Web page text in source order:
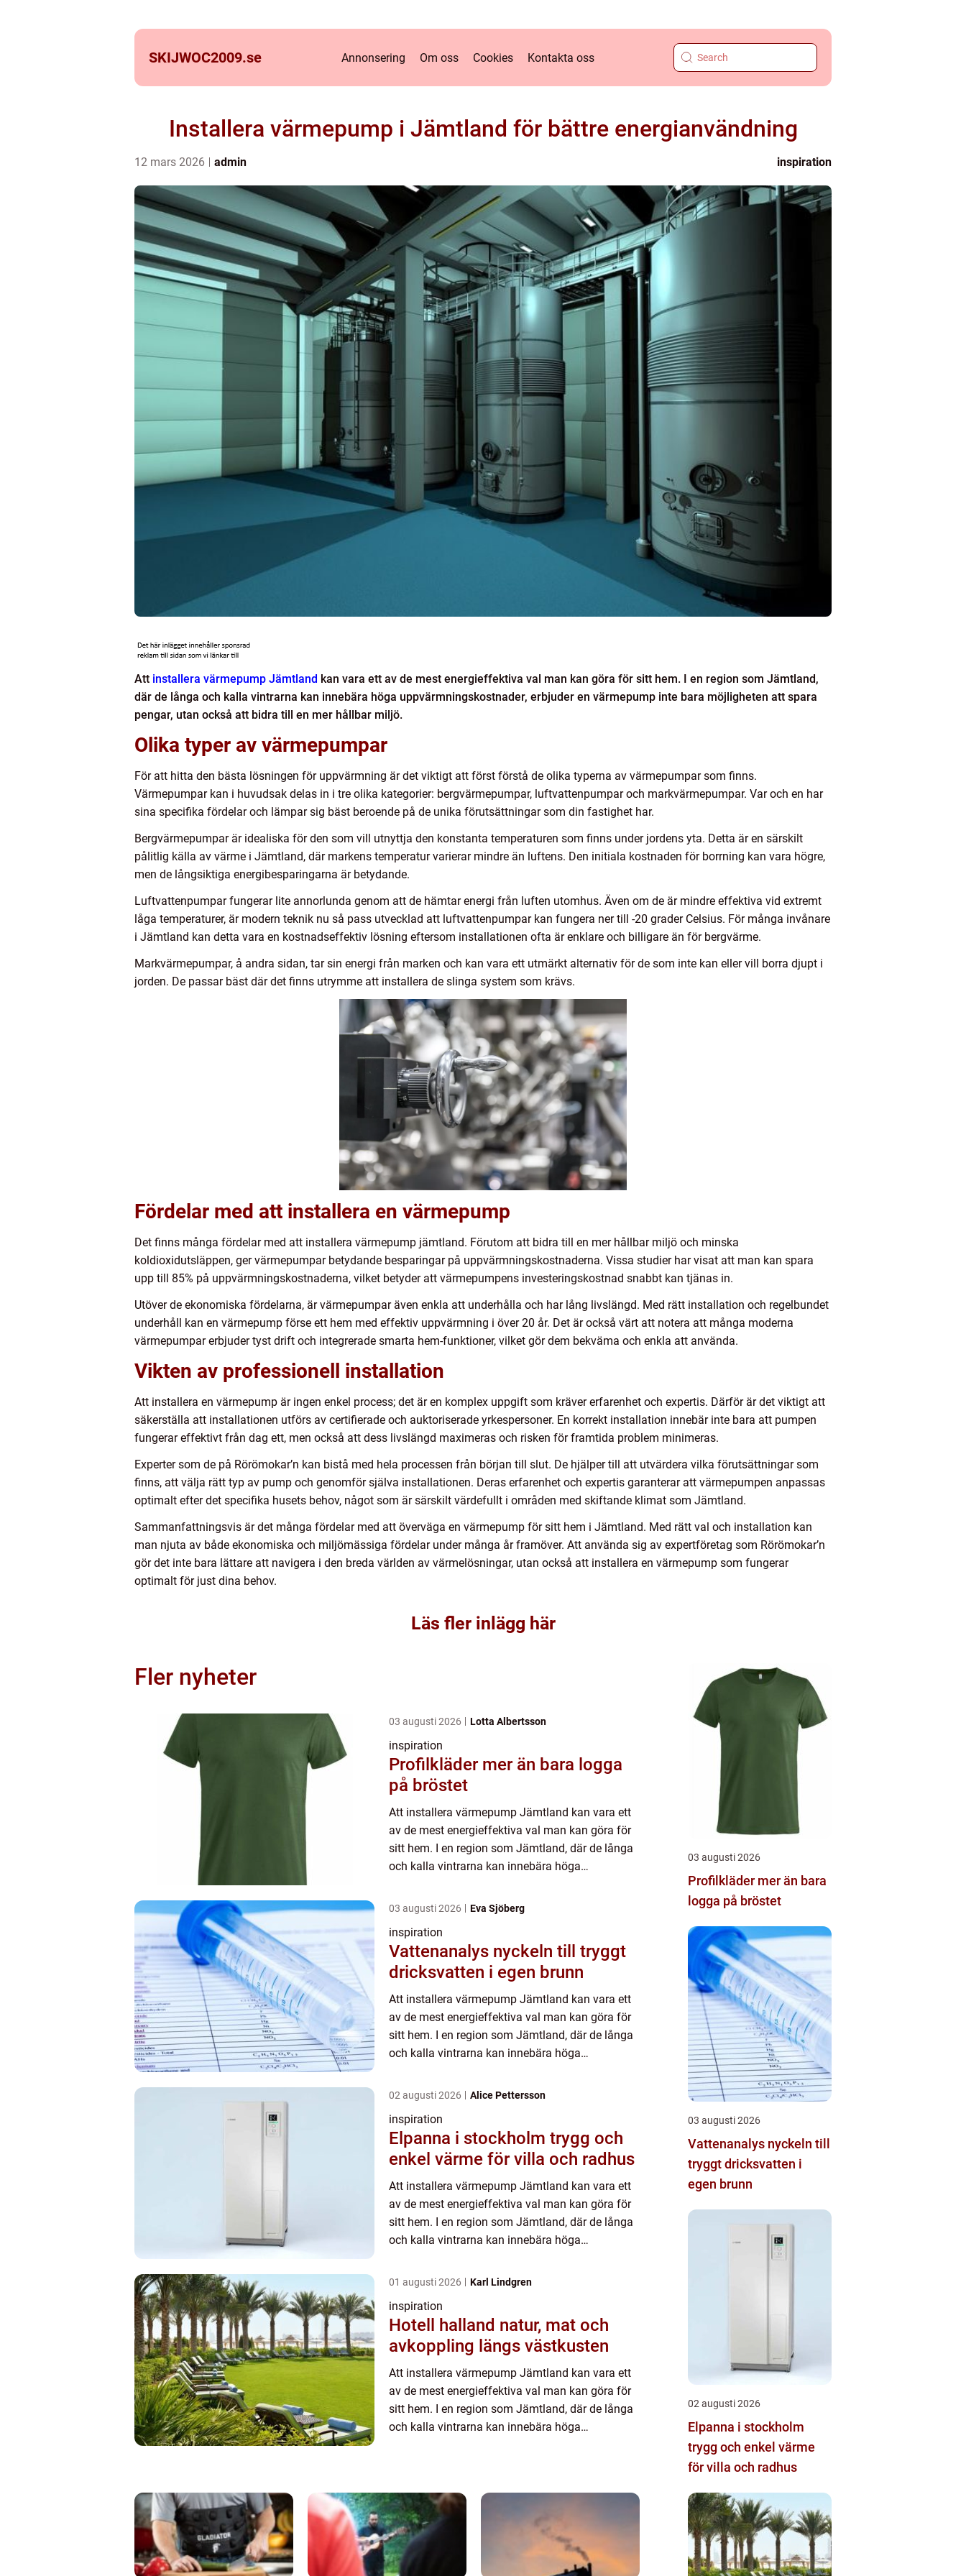
SKIJWOC2009.se Annonsering Om oss Cookies Kontakta oss
Installera värmepump i Jämtland för bättre energianvändning
12 mars 2026 admin inspiration
Att installera värmepump Jämtland kan vara ett av de mest energieffektiva val man kan göra för sitt hem. I en region som Jämtland,
där de långa och kalla vintrarna kan innebära höga uppvärmningskostnader, erbjuder en värmepump inte bara möjligheten att spara
pengar, utan också att bidra till en mer hållbar miljö.
Olika typer av värmepumpar
För att hitta den bästa lösningen för uppvärmning är det viktigt att först förstå de olika typerna av värmepumpar som finns.
Värmepumpar kan i huvudsak delas in i tre olika kategorier: bergvärmepumpar, luftvattenpumpar och markvärmepumpar. Var och en har
sina specifika fördelar och lämpar sig bäst beroende på de unika förutsättningar som din fastighet har.
Bergvärmepumpar är idealiska för den som vill utnyttja den konstanta temperaturen som finns under jordens yta. Detta är en särskilt
pålitlig källa av värme i Jämtland, där markens temperatur varierar mindre än luftens. Den initiala kostnaden för borrning kan vara högre,
men de långsiktiga energibesparingarna är betydande.
Luftvattenpumpar fungerar lite annorlunda genom att de hämtar energi från luften utomhus. Även om de är mindre effektiva vid extremt
låga temperaturer, är modern teknik nu så pass utvecklad att luftvattenpumpar kan fungera ner till -20 grader Celsius. För många invånare
i Jämtland kan detta vara en kostnadseffektiv lösning eftersom installationen ofta är enklare och billigare än för bergvärme.
Markvärmepumpar, å andra sidan, tar sin energi från marken och kan vara ett utmärkt alternativ för de som inte kan eller vill borra djupt i
jorden. De passar bäst där det finns utrymme att installera de slinga system som krävs.
Fördelar med att installera en värmepump
Det finns många fördelar med att installera värmepump jämtland. Förutom att bidra till en mer hållbar miljö och minska
koldioxidutsläppen, ger värmepumpar betydande besparingar på uppvärmningskostnaderna. Vissa studier har visat att man kan spara
upp till 85% på uppvärmningskostnaderna, vilket betyder att värmepumpens investeringskostnad snabbt kan tjänas in.
Utöver de ekonomiska fördelarna, är värmepumpar även enkla att underhålla och har lång livslängd. Med rätt installation och regelbundet
underhåll kan en värmepump förse ett hem med effektiv uppvärmning i över 20 år. Det är också värt att notera att många moderna
värmepumpar erbjuder tyst drift och integrerade smarta hem-funktioner, vilket gör dem bekväma och enkla att använda.
Vikten av professionell installation
Att installera en värmepump är ingen enkel process; det är en komplex uppgift som kräver erfarenhet och expertis. Därför är det viktigt att
säkerställa att installationen utförs av certifierade och auktoriserade yrkespersoner. En korrekt installation innebär inte bara att pumpen
fungerar effektivt från dag ett, men också att dess livslängd maximeras och risken för framtida problem minimeras.
Experter som de på Rörömokar’n kan bistå med hela processen från början till slut. De hjälper till att utvärdera vilka förutsättningar som
finns, att välja rätt typ av pump och genomför själva installationen. Deras erfarenhet och expertis garanterar att värmepumpen anpassas
optimalt efter det specifika husets behov, något som är särskilt värdefullt i områden med skiftande klimat som Jämtland.
Sammanfattningsvis är det många fördelar med att överväga en värmepump för sitt hem i Jämtland. Med rätt val och installation kan
man njuta av både ekonomiska och miljömässiga fördelar under många år framöver. Att använda sig av expertföretag som Rörömokar’n
gör det inte bara lättare att navigera i den breda världen av värmelösningar, utan också att installera en värmepump som fungerar
optimalt för just dina behov.
Läs fler inlägg här
Fler nyheter
03 augusti 2026 Lotta Albertsson
inspiration
Profilkläder mer än bara logga
på bröstet
Att installera värmepump Jämtland kan vara ett
av de mest energieffektiva val man kan göra för
sitt hem. I en region som Jämtland, där de långa
och kalla vintrarna kan innebära höga
03 augusti 2026 Eva Sjöberg
inspiration
Vattenanalys nyckeln till tryggt
dricksvatten i egen brunn
Att installera värmepump Jämtland kan vara ett
av de mest energieffektiva val man kan göra för
sitt hem. I en region som Jämtland, där de långa
och kalla vintrarna kan innebära höga
02 augusti 2026 Alice Pettersson
inspiration
Elpanna i stockholm trygg och
enkel värme för villa och radhus
Att installera värmepump Jämtland kan vara ett
av de mest energieffektiva val man kan göra för
sitt hem. I en region som Jämtland, där de långa
och kalla vintrarna kan innebära höga
01 augusti 2026 Karl Lindgren
inspiration
Hotell halland natur, mat och
avkoppling längs västkusten
Att installera värmepump Jämtland kan vara ett
av de mest energieffektiva val man kan göra för
sitt hem. I en region som Jämtland, där de långa
och kalla vintrarna kan innebära höga
03 augusti 2026
Profilkläder mer än bara
logga på bröstet
03 augusti 2026
Vattenanalys nyckeln till
tryggt dricksvatten i
egen brunn
02 augusti 2026
Elpanna i stockholm
trygg och enkel värme
för villa och radhus